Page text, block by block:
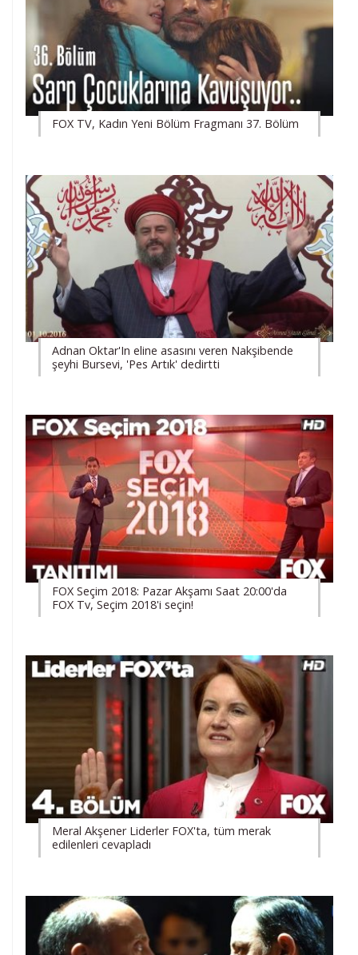
FOX TV, Kadın Yeni Bölüm Fragmanı 37. Bölüm
Adnan Oktar'In eline asasını veren Nakşibende
şeyhi Bursevi, 'Pes Artık' dedirtti
FOX Seçim 2018: Pazar Akşamı Saat 20:00'da
FOX Tv, Seçim 2018'i seçin!
Meral Akşener Liderler FOX'ta, tüm merak
edilenleri cevapladı